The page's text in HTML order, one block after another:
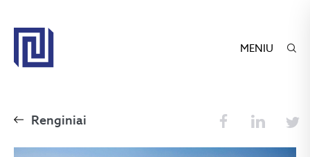
MENIU
Renginiai